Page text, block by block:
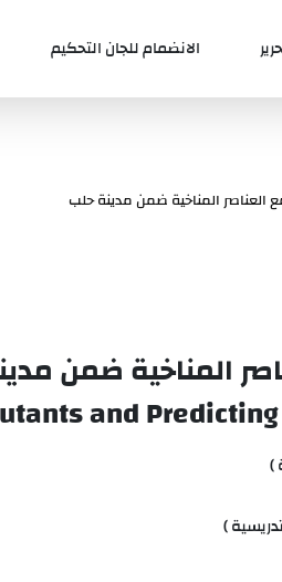
الانضمام للجان التحكيم
العناصر المناخية ضمن مدينة حلب
المناخية ضمن
and
)
)